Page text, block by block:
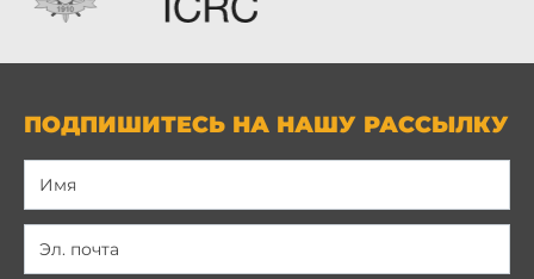
ПОДПИШИТЕСЬ НА НАШУ РАССЫЛКУ